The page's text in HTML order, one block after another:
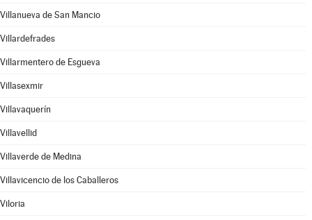
Villanueva de San Mancio
Villardefrades
Villarmentero de Esgueva
Villasexmir
Villavaquerín
Villavellid
Villaverde de Medina
Villavicencio de los Caballeros
Viloria